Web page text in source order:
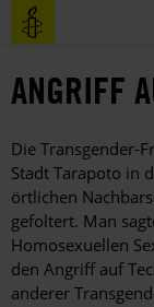
Direkt
zum
Benutzermenü
ANGRIFF
Die Transgender-
Stadt Tarapoto in
örtlichen
gefoltert. Man
Homosexuellen
den Angriff auf
anderer